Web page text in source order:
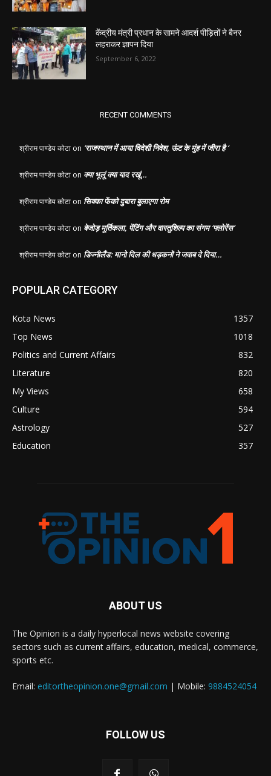
केंद्रीय मंत्री प्रधान के सामने आदर्श पीड़ितों ने बैनर
लहराकर ज्ञापन दिया
September 6, 2022
RECENT COMMENTS
श्रीराम पाण्डेय कोटा on ‘राजस्थान में आया विदेशी निवेश, ऊंट के मुंह में जीरा है ‘
श्रीराम पाण्डेय कोटा on क्या भूलूं क्या याद रखूं…
श्रीराम पाण्डेय कोटा on सिक्का फेंको दुबारा बुलाएगा रोम
श्रीराम पाण्डेय कोटा on बेजोड़ मूर्तिकला, पेंटिंग और वास्तुशिल्प का संगम ‘फ्लोरेंस’
श्रीराम पाण्डेय कोटा on डिज्नीलैंड: मानो दिल की धड़कनों ने जवाब दे दिया…
POPULAR CATEGORY
Kota News
1357
Top News
1018
Politics and Current Affairs
832
Literature
820
My Views
658
Culture
594
Astrology
527
Education
357
ABOUT US
The Opinion is a daily hyperlocal news website covering
sectors such as current affairs, education, medical, commerce,
sports etc.
Email: editortheopinion.one@gmail.com | Mobile: 9884524054
FOLLOW US